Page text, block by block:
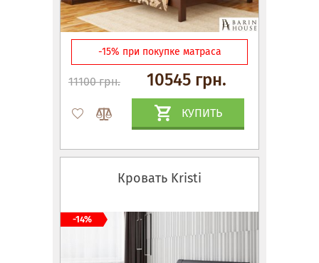
-15% при покупке матраса
11100 грн. 10545 грн.
КУПИТЬ
Кровать Kristi
-14%